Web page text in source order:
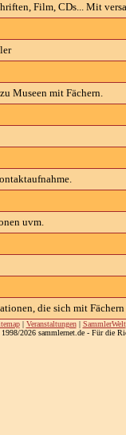
Film, CDs... Mit
Museen mit Fächern.
uvm.
die sich mit Fächern
| Veranstaltungen| SammlerWelt
2026 sammlernet.de - Für die